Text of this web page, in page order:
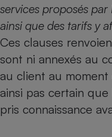
services proposés
ainsi que des tarifs y
Ces clauses
sont ni annexés au
au client au moment
ainsi pas certain
pris connaissance